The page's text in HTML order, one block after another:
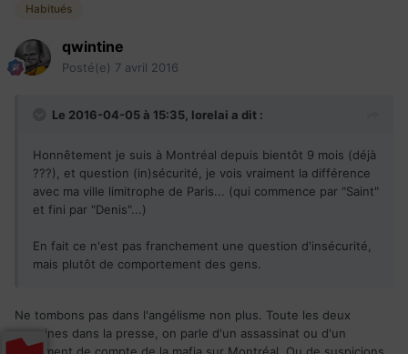
Habitués
qwintine
Posté(e) 7 avril 2016
Le 2016-04-05 à 15:35, lorelai a dit :
Honnêtement je suis à Montréal depuis bientôt 9 mois (déjà
???), et question (in)sécurité, je vois vraiment la différence
avec ma ville limitrophe de Paris... (qui commence par "Saint"
et fini par "Denis"...)
En fait ce n'est pas franchement une question d'insécurité,
mais plutôt de comportement des gens.
Ne tombons pas dans l'angélisme non plus. Toute les deux
semaines dans la presse, on parle d'un assassinat ou d'un